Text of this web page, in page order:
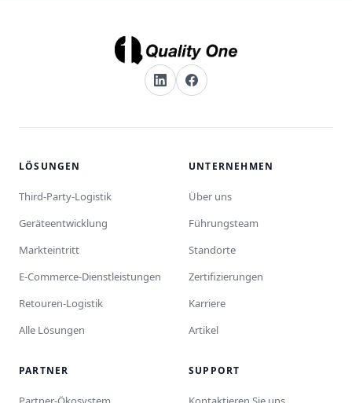
LÖSUNGEN
Third-Party-Logistik
Geräteentwicklung
Markteintritt
E-Commerce-Dienstleistungen
Retouren-Logistik
Alle Lösungen
UNTERNEHMEN
Über uns
Führungsteam
Standorte
Zertifizierungen
Karriere
Artikel
PARTNER SUPPORT